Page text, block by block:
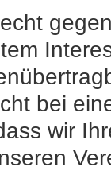
bei
wir